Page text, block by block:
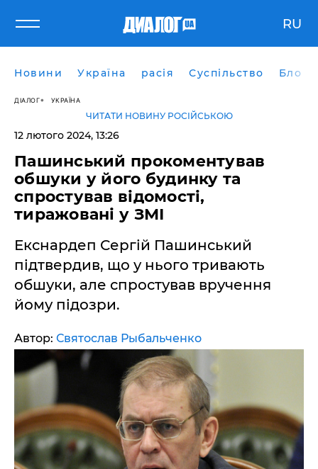
RU
Новини Україна расія Суспільство Блоги
ДІАЛОГ УКРАЇНА
ЧИТАТИ НОВИНУ РОСІЙСЬКОЮ
12 лютого 2024, 13:26
Пашинський прокоментував
обшуки у його будинку та
спростував відомості,
тиражовані у ЗМІ
Екснардеп Сергій Пашинський
підтвердив, що у нього тривають
обшуки, але спростував вручення
йому підозри.
Автор: Святослав Рыбальченко